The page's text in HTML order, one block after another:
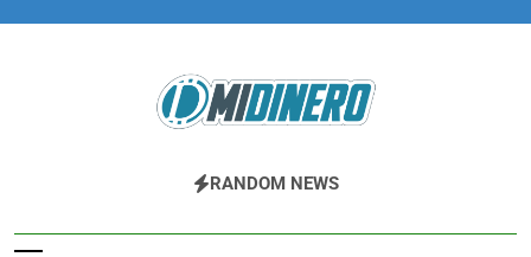
Midinero.co
Fintech, Criptomonedas
RANDOM NEWS